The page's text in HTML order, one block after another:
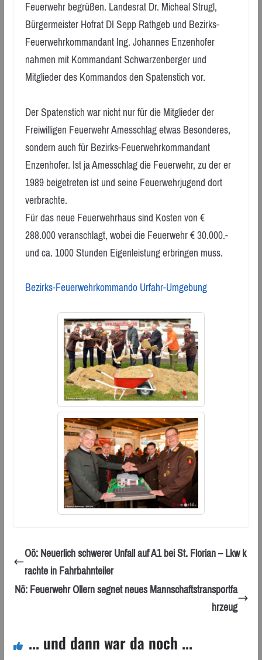
Feuerwehr begrüßen. Landesrat Dr. Micheal Strugl,
Bürgermeister Hofrat DI Sepp Rathgeb und Bezirks-
Feuerwehrkommandant Ing. Johannes Enzenhofer
nahmen mit Kommandant Schwarzenberger und
Mitglieder des Kommandos den Spatenstich vor.
Der Spatenstich war nicht nur für die Mitglieder der
Freiwilligen Feuerwehr Amesschlag etwas Besonderes,
sondern auch für Bezirks-Feuerwehrkommandant
Enzenhofer. Ist ja Amesschlag die Feuerwehr, zu der er
1989 beigetreten ist und seine Feuerwehrjugend dort
verbrachte.
Für das neue Feuerwehrhaus sind Kosten von €
288.000 veranschlagt, wobei die Feuerwehr € 30.000.-
und ca. 1000 Stunden Eigenleistung erbringen muss.
Bezirks-Feuerwehrkommando Urfahr-Umgebung
Oö: Neuerlich schwerer Unfall auf A1 bei St. Florian – Lkw k
rachte in Fahrbahnteiler
Nö: Feuerwehr Ollern segnet neues Mannschaftstransportfa
hrzeug
... und dann war da noch ...